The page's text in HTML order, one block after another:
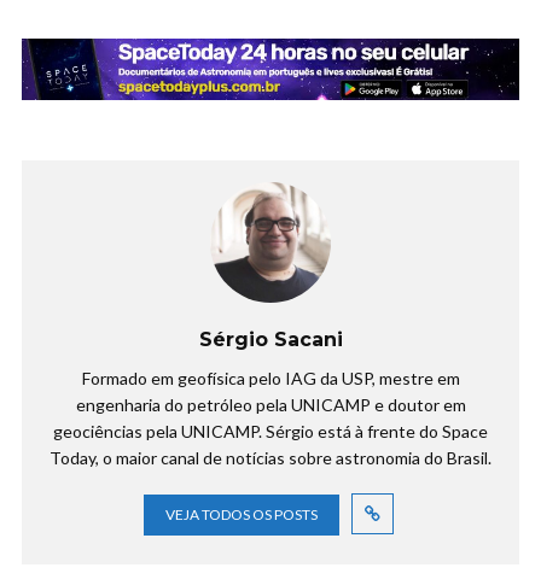
Sérgio Sacani
Formado em geofísica pelo IAG da USP, mestre em
engenharia do petróleo pela UNICAMP e doutor em
geociências pela UNICAMP. Sérgio está à frente do Space
Today, o maior canal de notícias sobre astronomia do Brasil.
VEJA TODOS OS POSTS